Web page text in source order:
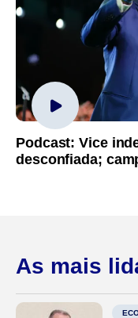
Podcast: Vice
desconfiada;
As mais